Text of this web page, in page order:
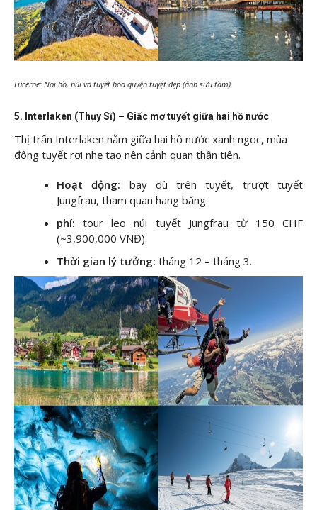
Lucerne: Nơi hồ, núi và tuyết hòa quyện tuyệt đẹp (ảnh sưu tầm)
5. Interlaken (Thụy Sĩ) – Giấc mơ tuyết giữa hai hồ nước
Thị trấn Interlaken nằm giữa hai hồ nước xanh ngọc, mùa
đông tuyết rơi nhẹ tạo nên cảnh quan thần tiên.
Hoạt động:
bay dù trên tuyết, trượt tuyết
Jungfrau, tham quan hang băng.
phí:
tour leo núi tuyết Jungfrau từ 150 CHF
(~3,900,000 VNĐ).
Thời gian lý tưởng: tháng 12 – tháng 3.